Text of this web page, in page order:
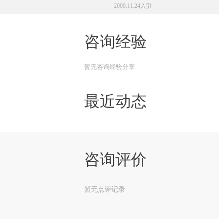
2009.11.24入驻
咨询经验
暂无咨询经验分享
最近动态
咨询评价
暂无点评记录